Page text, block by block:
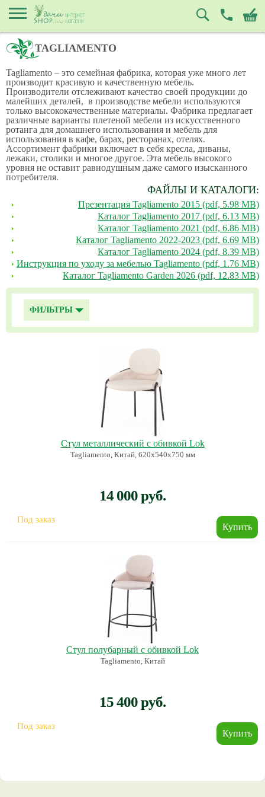
TAGLIAMENTO
Tagliamento – это семейная фабрика, которая уже много лет
производит красивую и качественную мебель.
Производители отслеживают качество своей продукции до
малейших деталей, в производстве мебели используются
только высококачественные материалы. Фабрика предлагает
различные варианты плетеной мебели из искусственного
ротанга для домашнего использования и мебель для
использования в кафе, барах, ресторанах, отелях.
Ассортимент фабрики включает в себя кресла, диваны,
лежаки, столики и многое другое. Эта мебель высокого
уровня не оставит равнодушным даже самого изысканного
потребителя.
ФАЙЛЫ И КАТАЛОГИ:
Презентация Tagliamento 2015 (pdf, 5.98 MB)
Каталог Tagliamento 2017 (pdf, 6.13 MB)
Каталог Tagliamento 2021 (pdf, 6.86 MB)
Каталог Tagliamento 2022-2023 (pdf, 6.69 MB)
Каталог Tagliamento 2024 (pdf, 8.39 MB)
Инструкция по уходу за мебелью Tagliamento (pdf, 1.76 MB)
Каталог Tagliamento Garden 2026 (pdf, 12.83 MB)
ФИЛЬТРЫ
Стул металлический с обивкой Lok
Tagliamento, Китай, 620х540х750 мм
14 000 руб.
Под заказ
Стул полубарный с обивкой Lok
Tagliamento, Китай
15 400 руб.
Под заказ